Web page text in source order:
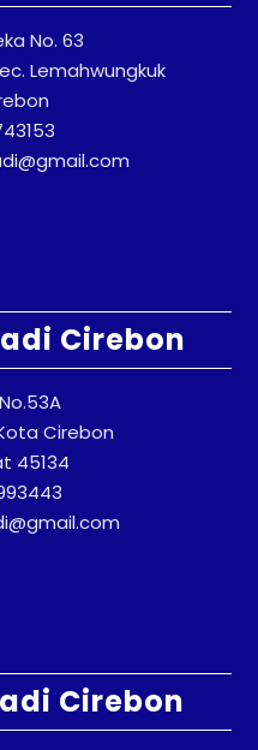
No. 63
Lemahwungkuk
Cirebon
Cirebon
45134
Cirebon